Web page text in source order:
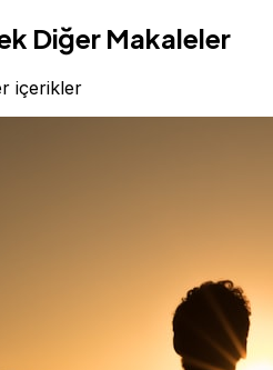
Diğer Makaleler
içerikler